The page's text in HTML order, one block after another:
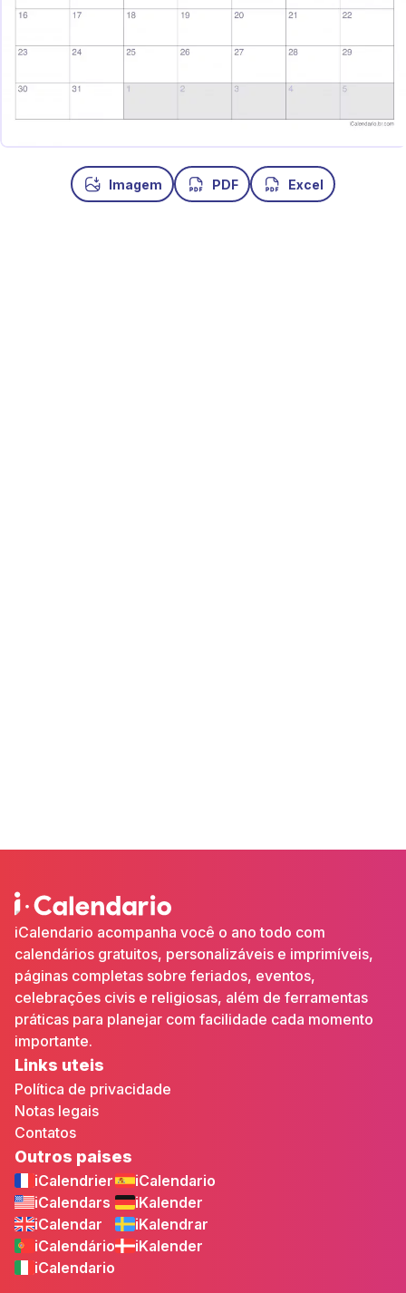
Imagem PDF Excel
iCalendario acompanha você o ano todo com
calendários gratuitos, personalizáveis e imprimíveis,
páginas completas sobre feriados, eventos,
celebrações civis e religiosas, além de ferramentas
práticas para planejar com facilidade cada momento
importante.
Links uteis
Política de privacidade
Notas legais
Contatos
Outros paises
iCalendrier
iCalendars
iCalendar
iCalendário
iCalendario
iCalendario
iKalender
iKalendrar
iKalender